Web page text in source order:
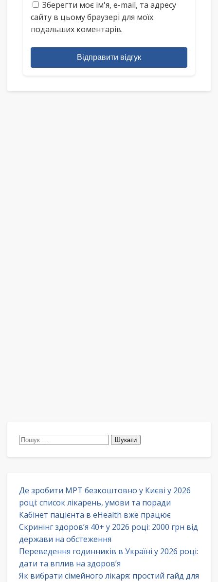
Зберегти моє ім'я, e-mail, та адресу
сайту в цьому браузері для моїх
подальших коментарів.
Відправити відгук
Пошук:
Де зробити МРТ безкоштовно у Києві у 2026
році: список лікарень, умови та поради
Кабінет пацієнта в eHealth вже працює
Скринінг здоров’я 40+ у 2026 році: 2000 грн від
держави на обстеження
Переведення годинників в Україні у 2026 році:
дати та вплив на здоров’я
Як вибрати сімейного лікаря: простий гайд для